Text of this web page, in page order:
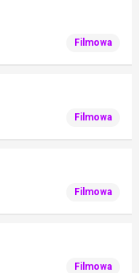
Filmowa
Filmowa
Filmowa
Filmowa